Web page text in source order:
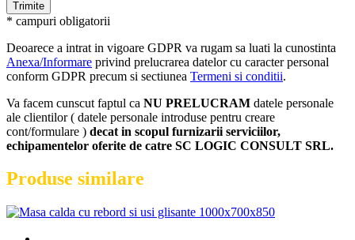
* campuri obligatorii
Deoarece a intrat in vigoare GDPR va rugam sa luati la cunostinta
Anexa/Informare privind prelucrarea datelor cu caracter personal
conform GDPR precum si sectiunea Termeni si conditii.
Va facem cunscut faptul ca NU PRELUCRAM datele personale
ale clientilor ( datele personale introduse pentru creare
cont/formulare ) decat in scopul furnizarii serviciilor,
echipamentelor oferite de catre SC LOGIC CONSULT SRL.
Produse similare